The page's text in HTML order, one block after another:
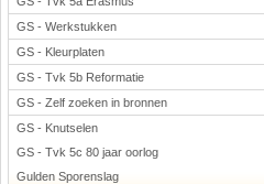
GS - Werkstukken
GS - Kleurplaten
GS - Tvk 5b Reformatie
GS - Zelf zoeken in bronnen
GS - Knutselen
GS - Tvk 5c 80 jaar oorlog
Gulden Sporenslag